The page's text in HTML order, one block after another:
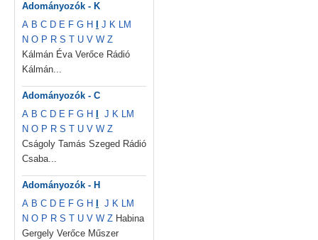
Adományozók - K
A B C D E F G H J K LM
N O P R S T U V W Z
Kálmán Éva Verőce Rádió
Kálmán...
Adományozók - C
A B C D E F G H J K LM
N O P R S T U V W Z
Cságoly Tamás Szeged Rádió
Csaba...
Adományozók - H
A B C D E F G H J K LM
N O P R S T U V W Z Habina
Gergely Verőce Műszer